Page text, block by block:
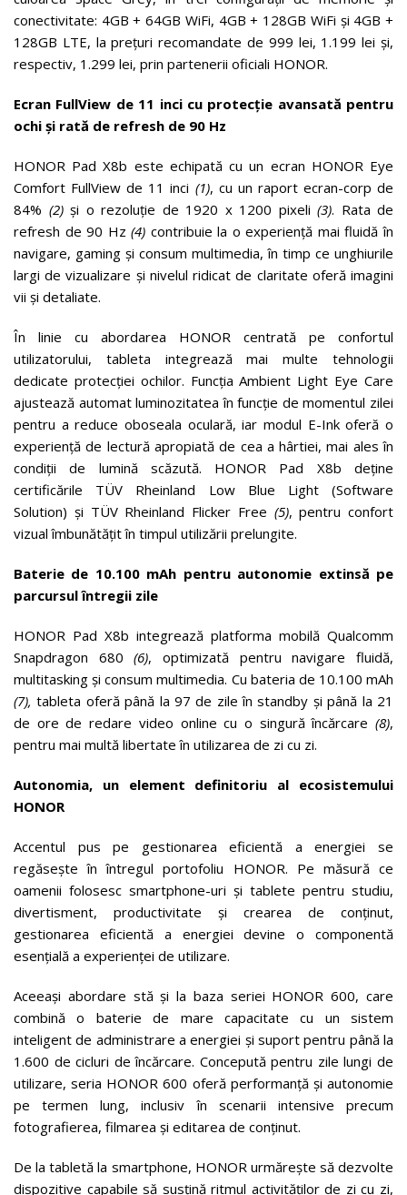
conectivitate: 4GB + 64GB WiFi, 4GB + 128GB WiFi și 4GB +
128GB LTE, la prețuri recomandate de 999 lei, 1.199 lei și,
respectiv, 1.299 lei, prin partenerii oficiali HONOR.
Ecran FullView de 11 inci cu protecție avansată pentru
ochi și rată de refresh de 90 Hz
HONOR Pad X8b este echipată cu un ecran HONOR Eye
Comfort FullView de 11 inci (1), cu un raport ecran-corp de
84% (2)și o rezoluție de 1920 x 1200 pixeli (3). Rata de
refresh de 90 Hz(4) contribuie la o experiență mai fluidă în
navigare, gaming și consum multimedia, în timp ce unghiurile
largi de vizualizare și nivelul ridicat de claritate oferă imagini
vii și detaliate.
În linie cu abordarea HONOR centrată pe confortul
utilizatorului, tableta integrează mai multe tehnologii
dedicate protecției ochilor. Funcția Ambient Light Eye Care
ajustează automat luminozitatea în funcție de momentul zilei
pentru a reduce oboseala oculară, iar modul E-Ink oferă o
experiență de lectură apropiată de cea a hârtiei, mai ales în
condiții de lumină scăzută. HONOR Pad X8b deține
certificările TÜV Rheinland Low Blue Light (Software
Solution) și TÜV Rheinland Flicker Free (5), pentru confort
vizual îmbunătățit în timpul utilizării prelungite.
Baterie de 10.100 mAh pentru autonomie extinsă pe
parcursul întregii zile
HONOR Pad X8b integrează platforma mobilă Qualcomm
Snapdragon 680(6), optimizată pentru navigare fluidă,
multitasking și consum multimedia. Cu bateria de 10.100 mAh
(7), tableta oferă până la 97 de zile în standby și până la 21
de ore de redare video online cu o singură încărcare (8),
pentru mai multă libertate în utilizarea de zi cu zi.
Autonomia, un element definitoriu al ecosistemului
HONOR
Accentul pus pe gestionarea eficientă a energiei se
regăsește în întregul portofoliu HONOR. Pe măsură ce
oamenii folosesc smartphone-uri și tablete pentru studiu,
divertisment, productivitate și crearea de conținut,
gestionarea eficientă a energiei devine o componentă
esențială a experienței de utilizare.
Aceeași abordare stă și la baza seriei HONOR 600, care
combină o baterie de mare capacitate cu un sistem
inteligent de administrare a energiei și suport pentru până la
1.600 de cicluri de încărcare. Concepută pentru zile lungi de
utilizare, seria HONOR 600 oferă performanță și autonomie
pe termen lung, inclusiv în scenarii intensive precum
fotografierea, filmarea și editarea de conținut.
De la tabletă la smartphone, HONOR urmărește să dezvolte
dispozitive capabile să susțină ritmul activităților de zi cu zi,